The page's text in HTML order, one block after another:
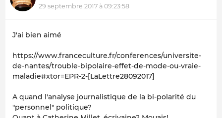
29 septembre 2017 à 09:23:58
J'ai bien aimé
https://www.franceculture.fr/conferences/universite-
de-nantes/trouble-bipolaire-effet-de-mode-ou-vraie-
maladie#xtor=EPR-2-[LaLettre28092017]
A quand l'analyse journalistique de la bi-polarité du
"personnel" politique?